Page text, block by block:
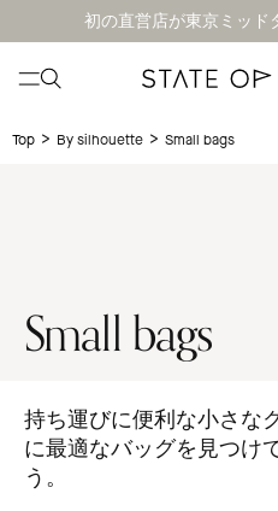
初の直営店が東京ミッド
Top > By silhouette > Small bags
Small bags
持ち運びに便利な小さな
に最適なバッグを見つけ
う。